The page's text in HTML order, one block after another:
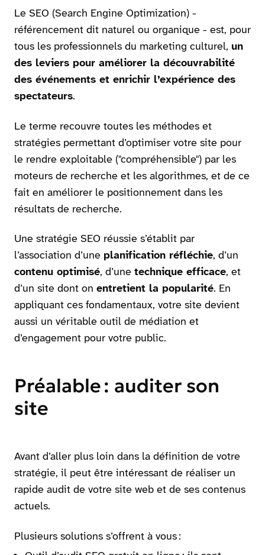
Le SEO (Search Engine Optimization) -
référencement dit naturel ou organique - est, pour
tous les professionnels du marketing culturel, un
des leviers pour améliorer la découvrabilité
des événements et enrichir l’expérience des
spectateurs.
Le terme recouvre toutes les méthodes et
stratégies permettant d’optimiser votre site pour
le rendre exploitable ("compréhensible") par les
moteurs de recherche et les algorithmes, et de ce
fait en améliorer le positionnement dans les
résultats de recherche.
Une stratégie SEO réussie s’établit par
l’association d’une planification réfléchie, d’un
contenu optimisé, d’une technique efficace, et
d’un site dont on entretient la popularité. En
appliquant ces fondamentaux, votre site devient
aussi un véritable outil de médiation et
d’engagement pour votre public.
Préalable : auditer son
site
Avant d’aller plus loin dans la définition de votre
stratégie, il peut être intéressant de réaliser un
rapide audit de votre site web et de ses contenus
actuels.
Plusieurs solutions s’offrent à vous :